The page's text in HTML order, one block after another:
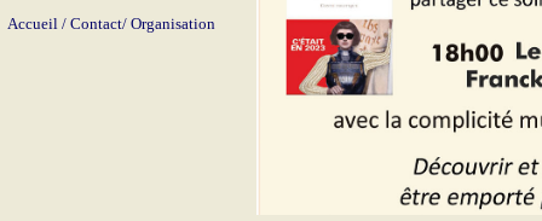
Accueil / Contact/ Organisation